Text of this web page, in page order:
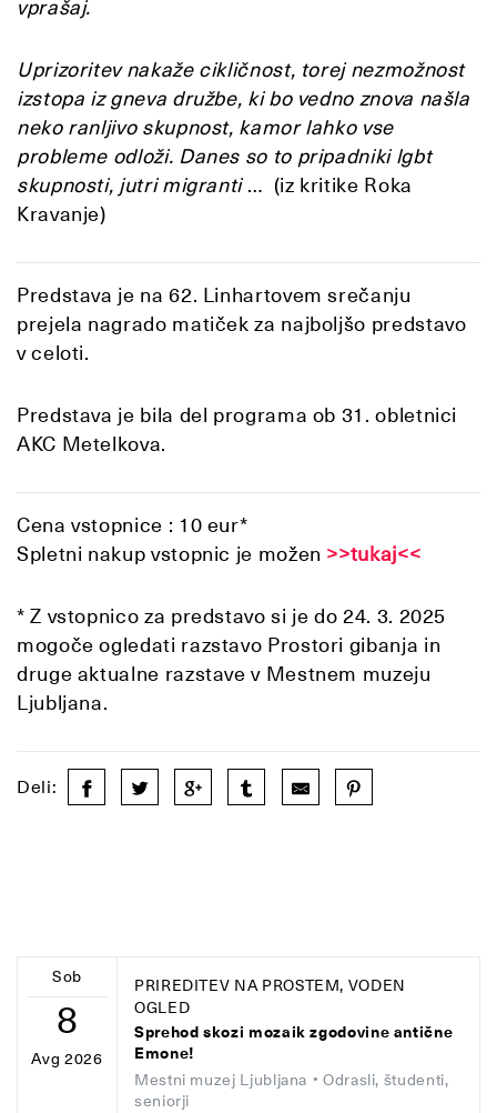
vprašaj.
Uprizoritev nakaže cikličnost, torej nezmožnost
izstopa iz gneva družbe, ki bo vedno znova našla
neko ranljivo skupnost, kamor lahko vse
probleme odloži. Danes so to pripadniki lgbt
skupnosti, jutri migranti … (iz kritike Roka
Kravanje)
Predstava je na 62. Linhartovem srečanju
prejela nagrado matiček za najboljšo predstavo
v celoti.
Predstava je bila del programa ob 31. obletnici
AKC Metelkova.
Cena vstopnice : 10 eur*
Spletni nakup vstopnic je možen >>tukaj<<
* Z vstopnico za predstavo si je do 24. 3. 2025
mogoče ogledati razstavo Prostori gibanja in
druge aktualne razstave v Mestnem muzeju
Ljubljana.
Deli:
Sob
8
Avg 2026
PRIREDITEV NA PROSTEM, VODEN
OGLED
Sprehod skozi mozaik zgodovine antične
Emone!
Mestni muzej Ljubljana • Odrasli, študenti,
seniorji